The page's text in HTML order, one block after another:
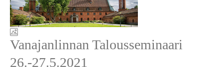
Vanajanlinnan Talousseminaari
26.-27.5.2021